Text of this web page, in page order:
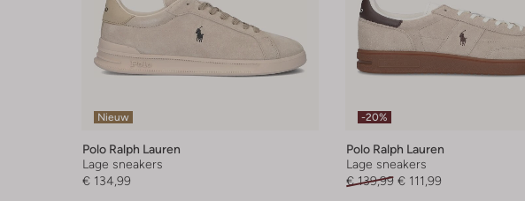
Nieuw
Polo Ralph Lauren
Lage sneakers
€ 134,99
-20%
Polo Ralph Lauren
Lage sneakers
€ 139,99 € 111,99